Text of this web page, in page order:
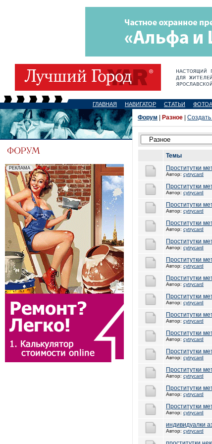
ГЛАВНАЯ НАВИГАТОР СТАТЬИ
Форум Разное
Темы
Проститутки
Автор: cytrycard
Проститутки
Автор: cytrycard
Проститутки
Автор: cytrycard
Проститутки
Автор: cytrycard
Проститутки
Автор: cytrycard
Проститутки
Автор: cytrycard
Проститутки
Автор: cytrycard
Проститутки
Автор: cytrycard
Проститутки
Автор: cytrycard
Проститутки
Автор: cytrycard
Проститутки
Автор: cytrycard
Проститутки
Автор: cytrycard
Проститутки
Автор: cytrycard
Проститутки
Автор: cytrycard
индивидуалки
Автор: cytrycard